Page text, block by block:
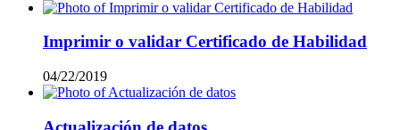
Imprimir o validar Certificado de Habilidad
04/22/2019